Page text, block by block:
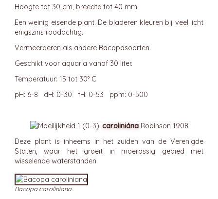
Hoogte tot 30 cm, breedte tot 40 mm.
Een weinig eisende plant. De bladeren kleuren bij veel licht
enigszins roodachtig.
Vermeerderen als andere Bacopasoorten.
Geschikt voor aquaria vanaf 30 liter.
Temperatuur: 15 tot 30° C
pH: 6-8 dH: 0-30 fH: 0-53 ppm: 0-500
caroliniána Robinson 1908
Deze plant is inheems in het zuiden van de Verenigde
Staten, waar het groeit in moerassig gebied met
wisselende waterstanden.
Bacopa caroliniana